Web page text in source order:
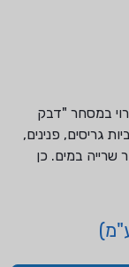
במסחר "דבק
גריסים, פנינים,
שרייה במים. כן